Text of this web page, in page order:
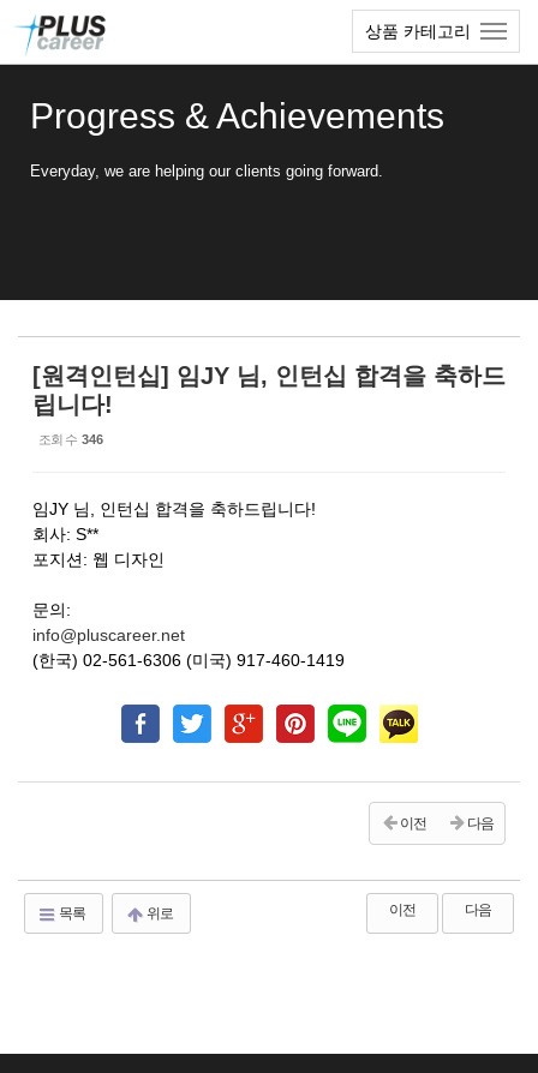
상품 카테고리
Progress & Achievements
Everyday, we are helping our clients going forward.
[원격인턴십] 임JY 님, 인턴십 합격을 축하드
립니다!
조회 수 346
임JY 님, 인턴십 합격을 축하드립니다!
회사: S**
포지션: 웹 디자인
문의:
info@pluscareer.net
(한국) 02-561-6306 (미국) 917-460-1419
이전 다음
목록 위로 이전 다음